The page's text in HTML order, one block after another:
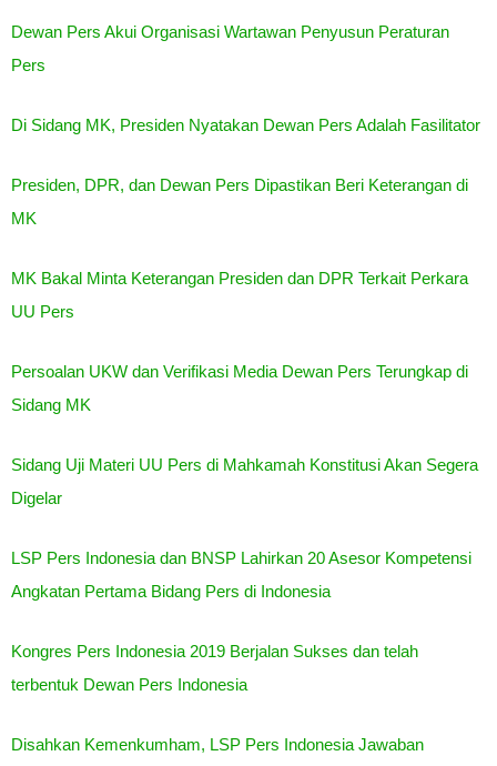
Dewan Pers Akui Organisasi Wartawan Penyusun Peraturan
Pers
Di Sidang MK, Presiden Nyatakan Dewan Pers Adalah Fasilitator
Presiden, DPR, dan Dewan Pers Dipastikan Beri Keterangan di
MK
MK Bakal Minta Keterangan Presiden dan DPR Terkait Perkara
UU Pers
Persoalan UKW dan Verifikasi Media Dewan Pers Terungkap di
Sidang MK
Sidang Uji Materi UU Pers di Mahkamah Konstitusi Akan Segera
Digelar
LSP Pers Indonesia dan BNSP Lahirkan 20 Asesor Kompetensi
Angkatan Pertama Bidang Pers di Indonesia
Kongres Pers Indonesia 2019 Berjalan Sukses dan telah
terbentuk Dewan Pers Indonesia
Disahkan Kemenkumham, LSP Pers Indonesia Jawaban